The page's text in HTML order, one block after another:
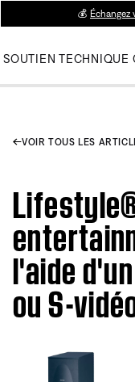
💰 Échangez
SOUTIEN TECHNIQUE
VOIR TOUS LES
l'aide
ou S-